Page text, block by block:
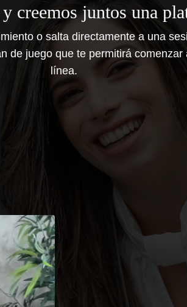
creemos juntos una
o salta directamente a una
de juego que te permitirá
línea.